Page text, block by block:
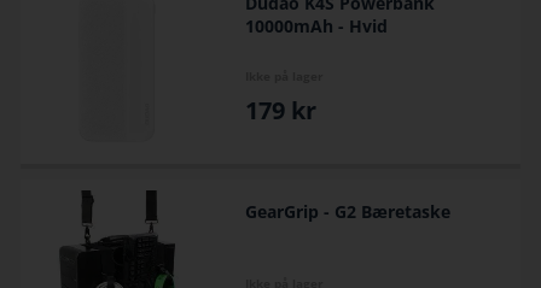
10000mAh - Hvid
179 kr
GearGrip - G2 Bæretaske